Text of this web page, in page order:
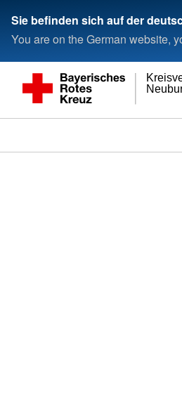
Sie befinden sich auf der
You are on the German website,